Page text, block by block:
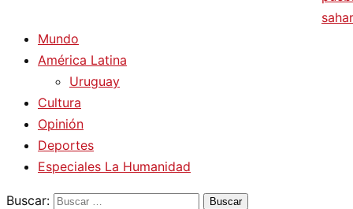
Mundo
América Latina
Uruguay
Cultura
Opinión
Deportes
Especiales La Humanidad
Buscar: